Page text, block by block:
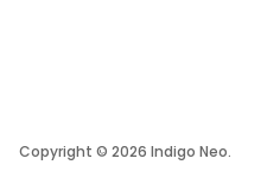
Copyright © 2026 Indigo Neo.